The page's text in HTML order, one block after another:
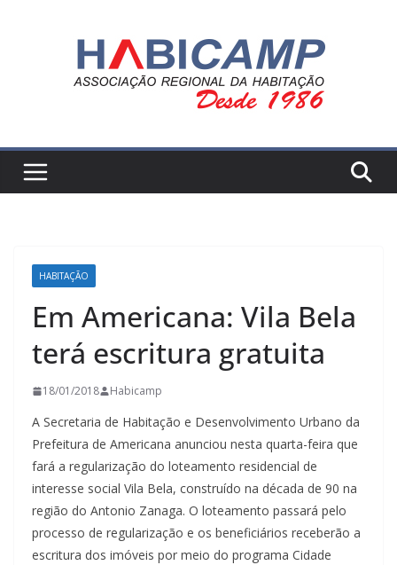
HABITAÇÃO
Em Americana: Vila Bela
terá escritura gratuita
18/01/2018 Habicamp
A Secretaria de Habitação e Desenvolvimento Urbano da
Prefeitura de Americana anunciou nesta quarta-feira que
fará a regularização do loteamento residencial de
interesse social Vila Bela, construído na década de 90 na
região do Antonio Zanaga. O loteamento passará pelo
processo de regularização e os beneficiários receberão a
escritura dos imóveis por meio do programa Cidade